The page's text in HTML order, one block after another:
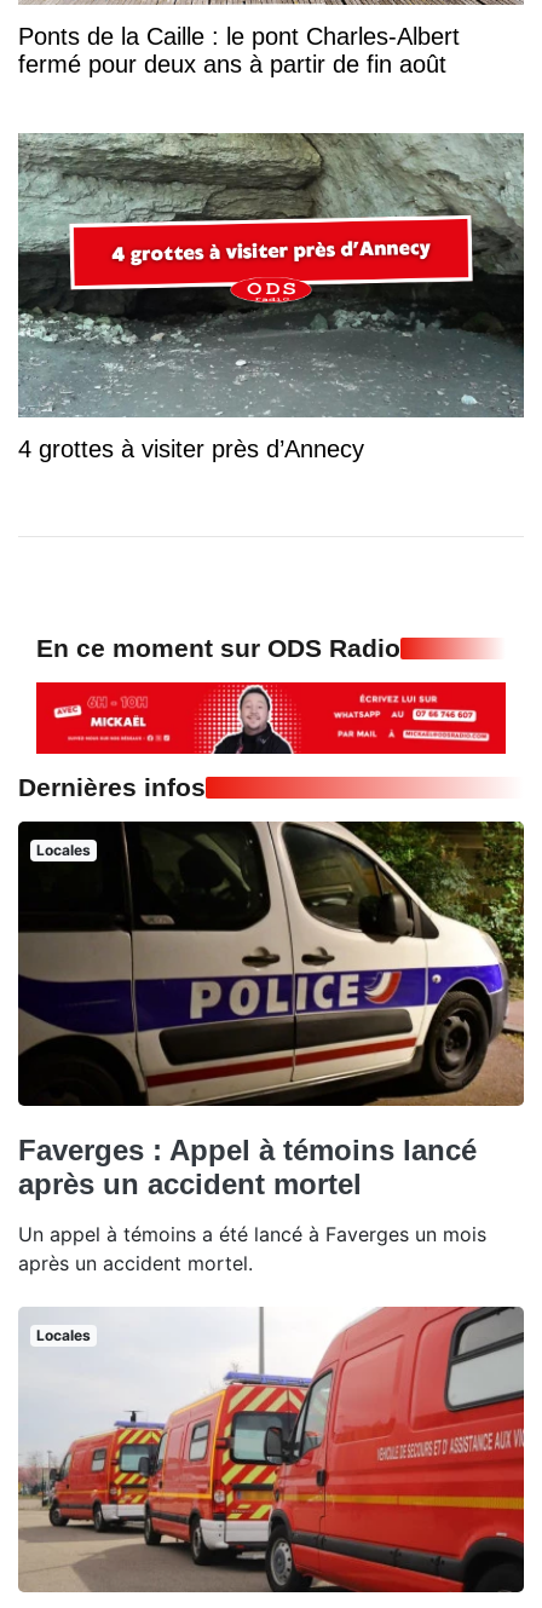
Ponts de la Caille : le pont Charles-Albert
fermé pour deux ans à partir de fin août
4 grottes à visiter près d’Annecy
En ce moment sur ODS Radio
Dernières infos
Locales
Faverges : Appel à témoins lancé
après un accident mortel
Un appel à témoins a été lancé à Faverges un mois
après un accident mortel.
Locales